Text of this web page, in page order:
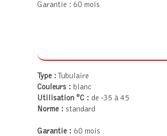
Garantie : 60 mois
Type : Tubulaire
Couleurs : blanc
Utilisation °C : de -35 à 45
Norme : standard
Garantie : 60 mois